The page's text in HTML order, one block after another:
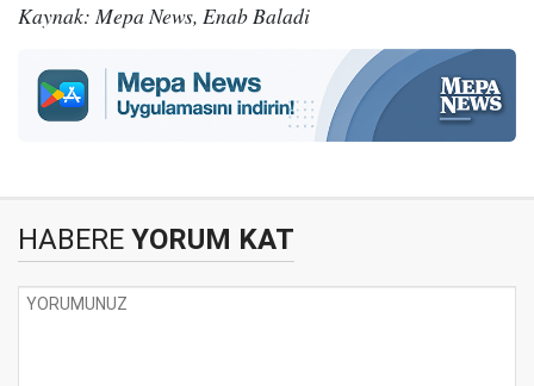
Kaynak: Mepa News, Enab Baladi
HABERE YORUM KAT